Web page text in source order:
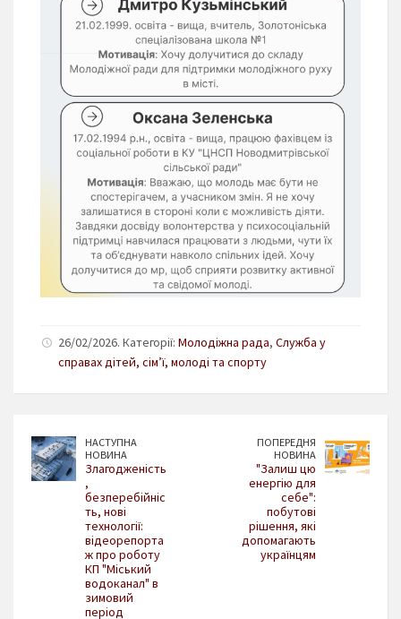
26/02/2026. Категорії: Молодіжна рада, Служба у
справах дітей, сім’ї, молоді та спорту
НАСТУПНА
НОВИНА
Злагодженість
,
безперебійніс
ть, нові
технології:
відеорепорта
ж про роботу
КП "Міський
водоканал" в
зимовий
період
ПОПЕРЕДНЯ
НОВИНА
"Залиш цю
енергію для
себе":
побутові
рішення, які
допомагають
українцям